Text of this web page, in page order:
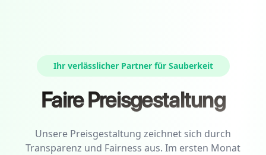
Ihr verlässlicher Partner für Sauberkeit
Faire Preisgestaltung
Unsere Preisgestaltung zeichnet sich durch
Transparenz und Fairness aus. Im ersten Monat